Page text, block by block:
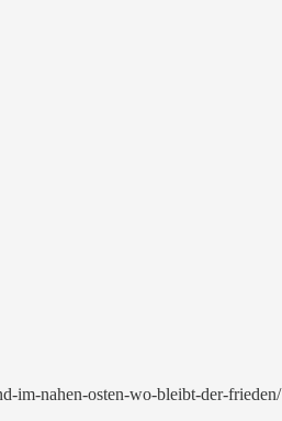
im-nahen-osten-wo-bleibt-der-frieden/